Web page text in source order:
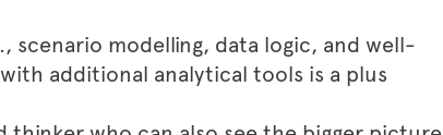
scenario modelling, data logic, and well-
additional analytical tools is a plus